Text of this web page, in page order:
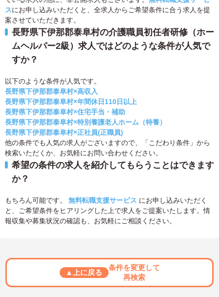
スにお申し込みいただくと、全求人からご希望条件に合う求人を提
案させていただきます。
長野県下伊那郡泰阜村の介護職員初任者研修（ホー
ムヘルパー2級）求人ではどのような条件が人気で
すか？
以下のような条件が人気です。
長野県下伊那郡泰阜村×高収入
長野県下伊那郡泰阜村×年間休日110日以上
長野県下伊那郡泰阜村×住宅手当・補助
長野県下伊那郡泰阜村×特別養護老人ホーム（特養）
長野県下伊那郡泰阜村×正社員(正職員)
他の条件でも人気の求人がございますので、「こだわり条件」から
検索いただくか、お気軽にお問い合わせください。
希望の条件の求人を紹介してもらうことはできます
か？
もちろん可能です。 無料転職支援サービス にお申し込みいただく
と、ご希望条件をヒアリングした上で求人をご提案いたします。情
報収集や募集状況の確認も、お気軽にご相談ください。
▲上に戻る
条件を変更して
再検索